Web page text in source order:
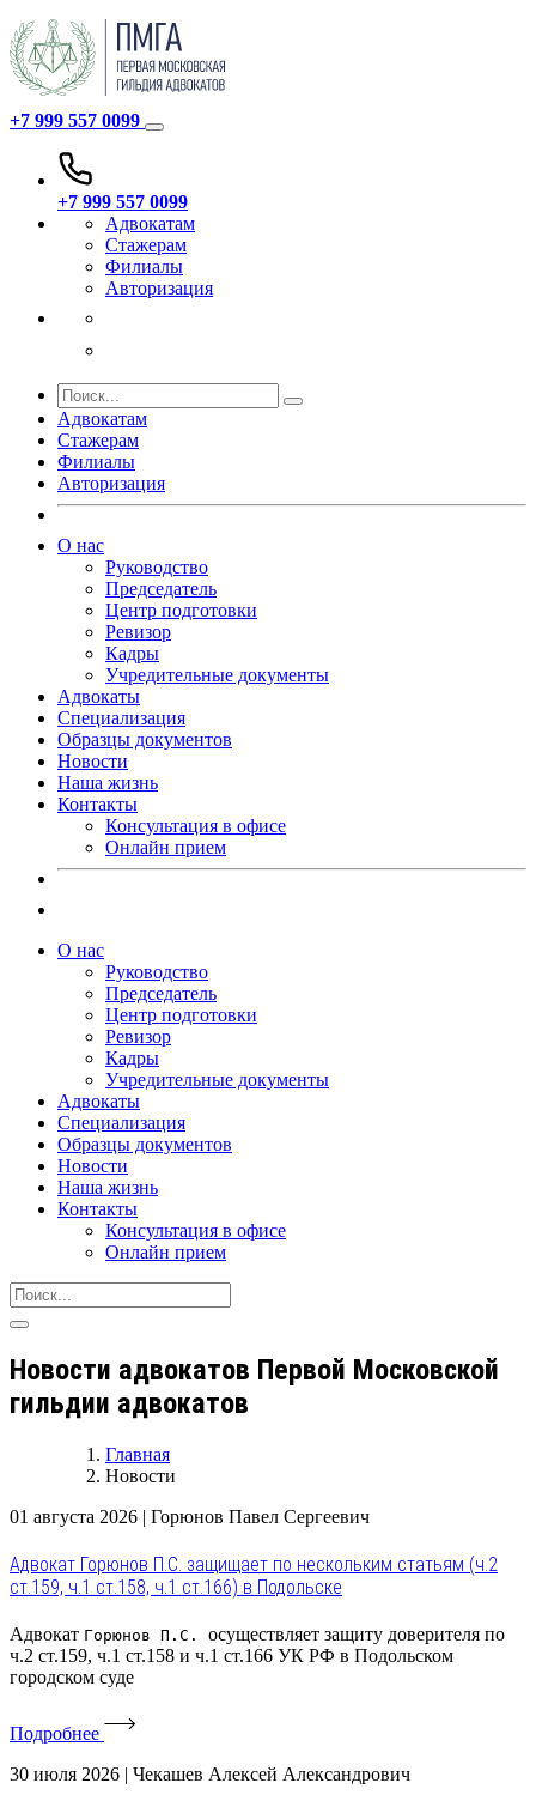
+7 999 557 0099
+7 999 557 0099
Адвокатам
Стажерам
Филиалы
Авторизация
Адвокатам
Стажерам
Филиалы
Авторизация
О нас
Руководство
Председатель
Центр подготовки
Ревизор
Кадры
Учредительные документы
Адвокаты
Специализация
Образцы документов
Новости
Наша жизнь
Контакты
Консультация в офисе
Онлайн прием
О нас
Руководство
Председатель
Центр подготовки
Ревизор
Кадры
Учредительные документы
Адвокаты
Специализация
Образцы документов
Новости
Наша жизнь
Контакты
Консультация в офисе
Онлайн прием
Новости адвокатов Первой Московской
гильдии адвокатов
Главная
Новости
01 августа 2026 | Горюнов Павел Сергеевич
Адвокат Горюнов П.С. защищает по нескольким статьям (ч.2
ст.159, ч.1 ст.158, ч.1 ст.166) в Подольске
Адвокат Горюнов П.С. осуществляет защиту доверителя по
ч.2 ст.159, ч.1 ст.158 и ч.1 ст.166 УК РФ в Подольском
городском суде
Подробнее
30 июля 2026 | Чекашев Алексей Александрович